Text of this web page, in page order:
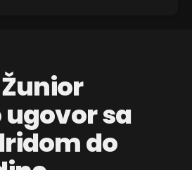
sa
do